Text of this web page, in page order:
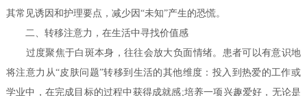
其常见诱因和护理要点，减少因“未知”产生的恐慌。
二、转移注意力，在生活中寻找价值感
过度聚焦于白斑本身，往往会放大负面情绪。患者可以有意识地
将注意力从“皮肤问题”转移到生活的其他维度：投入到热爱的工作或
学业中，在完成目标的过程中获得成就感;培养一项兴趣爱好，无论是